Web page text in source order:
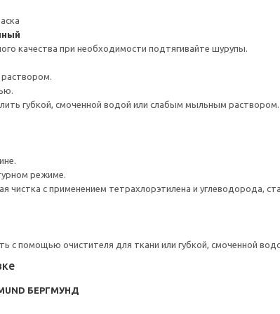
качества при необходимости подтягивайте шурупы.
губкой, смоченной водой или слабым мыльным раствором.
режиме.
чистка с применением тетрахлорэтилена и углеводорода,
с помощью очистителя для ткани или губкой, смоченной
БЕРГМУНД